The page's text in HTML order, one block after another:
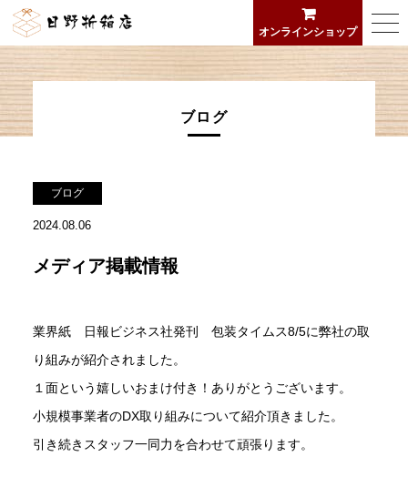
日野折箱店
ブログ
ブログ
2024.08.06
メディア掲載情報
業界紙 日報ビジネス社発刊 包装タイムス8/5に弊社の取
り組みが紹介されました。
１面という嬉しいおまけ付き！ありがとうございます。
小規模事業者のDX取り組みについて紹介頂きました。
引き続きスタッフ一同力を合わせて頑張ります。
オンラインショップ